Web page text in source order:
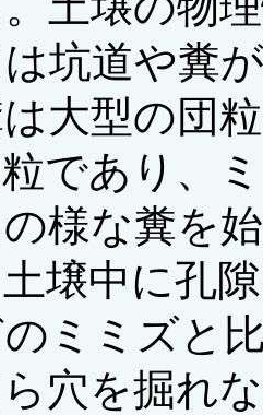
坑道や糞
大型の団
であり、
様な糞を
壌中に孔
ミミズと
ら穴を掘れ